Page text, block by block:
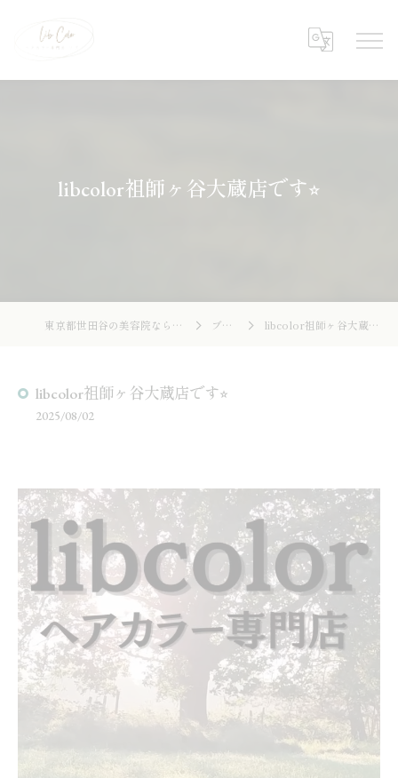
libcolor祖師ヶ谷大蔵店です⭐︎
東京都世田谷の美容院ならLibcolor ブログ libcolor祖師ヶ谷大蔵店です⭐︎
libcolor祖師ヶ谷大蔵店です⭐︎
2025/08/02